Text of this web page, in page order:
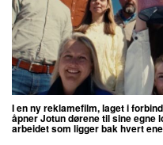
I en ny reklamefilm, laget i
åpner Jotun dørene til sine egne
arbeidet som ligger bak hvert